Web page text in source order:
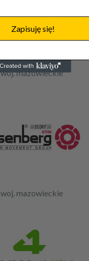
woj. mazowieckie
woj. mazowieckie
Zapisuję się!